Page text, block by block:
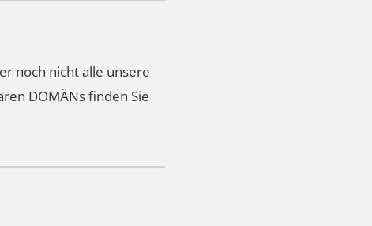
noch nicht alle unsere
DOMÄNs finden Sie